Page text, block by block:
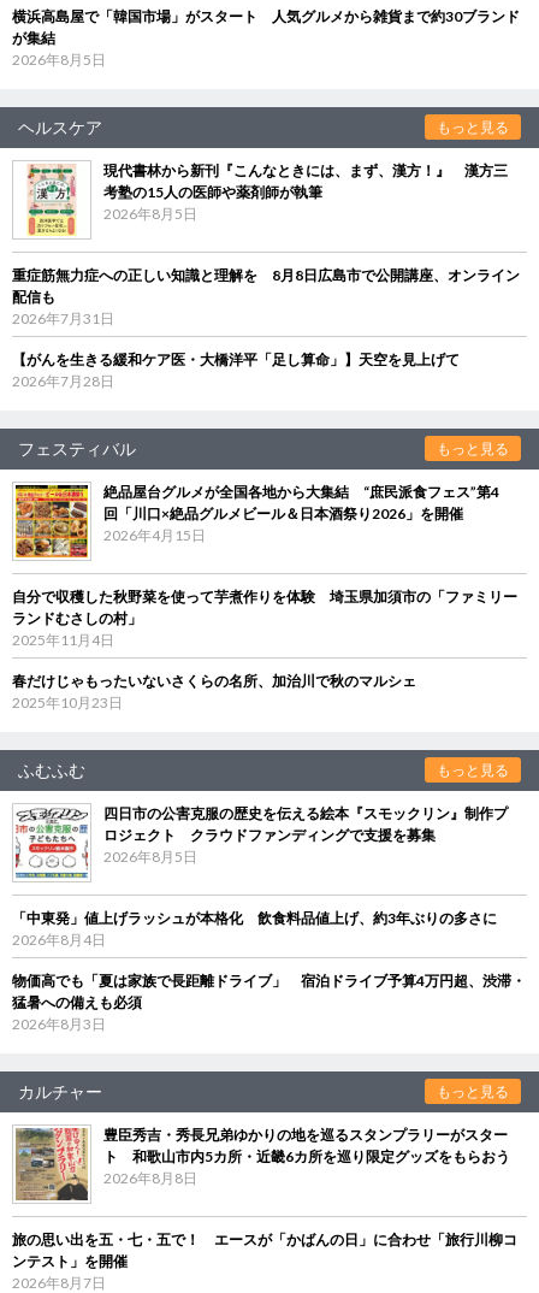
横浜高島屋で「韓国市場」がスタート 人気グルメから雑貨まで約30ブランド
が集結
2026年8月5日
ヘルスケア もっと見る
現代書林から新刊『こんなときには、まず、漢方！』 漢方三
考塾の15人の医師や薬剤師が執筆
2026年8月5日
重症筋無力症への正しい知識と理解を 8月8日広島市で公開講座、オンライン
配信も
2026年7月31日
【がんを生きる緩和ケア医・大橋洋平「足し算命」】天空を見上げて
2026年7月28日
フェスティバル もっと見る
絶品屋台グルメが全国各地から大集結 “庶民派食フェス”第4
回「川口×絶品グルメビール＆日本酒祭り2026」を開催
2026年4月15日
自分で収穫した秋野菜を使って芋煮作りを体験 埼玉県加須市の「ファミリー
ランドむさしの村」
2025年11月4日
春だけじゃもったいないさくらの名所、加治川で秋のマルシェ
2025年10月23日
ふむふむ もっと見る
四日市の公害克服の歴史を伝える絵本『スモックリン』制作プ
ロジェクト クラウドファンディングで支援を募集
2026年8月5日
「中東発」値上げラッシュが本格化 飲食料品値上げ、約3年ぶりの多さに
2026年8月4日
物価高でも「夏は家族で長距離ドライブ」 宿泊ドライブ予算4万円超、渋滞・
猛暑への備えも必須
2026年8月3日
カルチャー もっと見る
豊臣秀吉・秀長兄弟ゆかりの地を巡るスタンプラリーがスター
ト 和歌山市内5カ所・近畿6カ所を巡り限定グッズをもらおう
2026年8月8日
旅の思い出を五・七・五で！ エースが「かばんの日」に合わせ「旅行川柳コ
ンテスト」を開催
2026年8月7日